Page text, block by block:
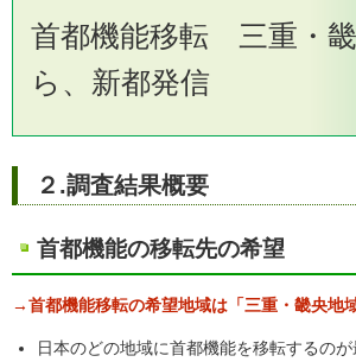
首都機能移転 三重・
ら、新都発信
２.調査結果概要
首都機能の移転先の希望
→首都機能移転の希望地域は「三重・畿央地
日本のどの地域に首都機能を移転するの